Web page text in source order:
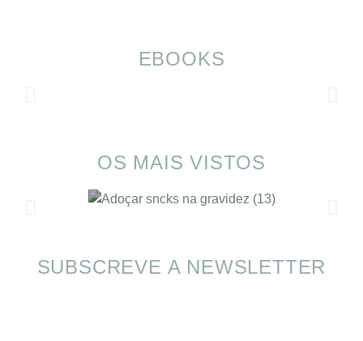
EBOOKS
OS MAIS VISTOS
Alimentação nas férias com SOMP
SUBSCREVE A NEWSLETTER